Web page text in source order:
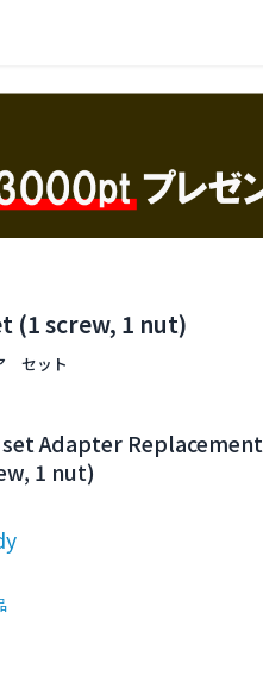
(1 screw, 1 nut)
セット
Adapter Replacement
1 nut)